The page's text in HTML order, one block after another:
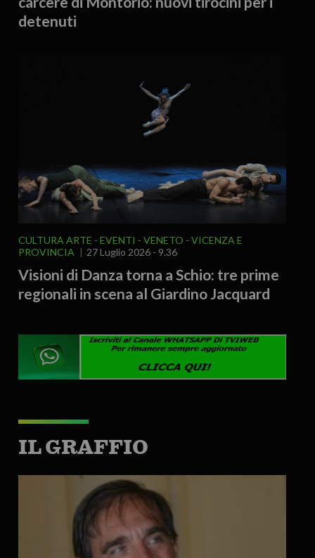
detenuti
CULTURA ARTE EVENTI VENETO
VICENZA E
PROVINCIA
27 Luglio 2026 - 9.36
Visioni di Danza torna a Schio: tre prime
regionali in scena al Giardino Jacquard
IL GRAFFIO